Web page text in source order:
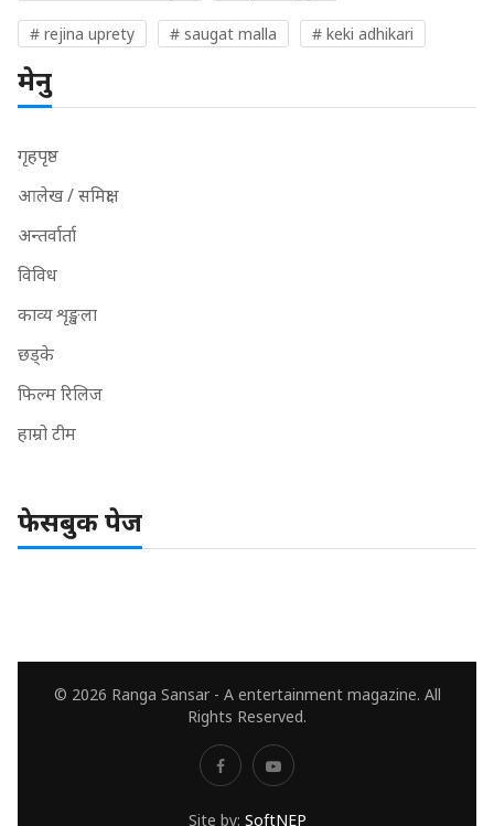
# rejina uprety # saugat malla # keki adhikari
मेनु
गृहपृष्ठ
आलेख / समिक्षा
अन्तर्वार्ता
विविध
काव्य शृङ्खला
छड्के
फिल्म रिलिज
हाम्रो टीम
फेसबुक पेज
© 2026 Ranga Sansar - A entertainment magazine. All
Rights Reserved.
Site by: SoftNEP